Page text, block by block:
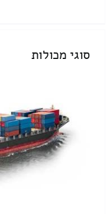
סוגי מכולות